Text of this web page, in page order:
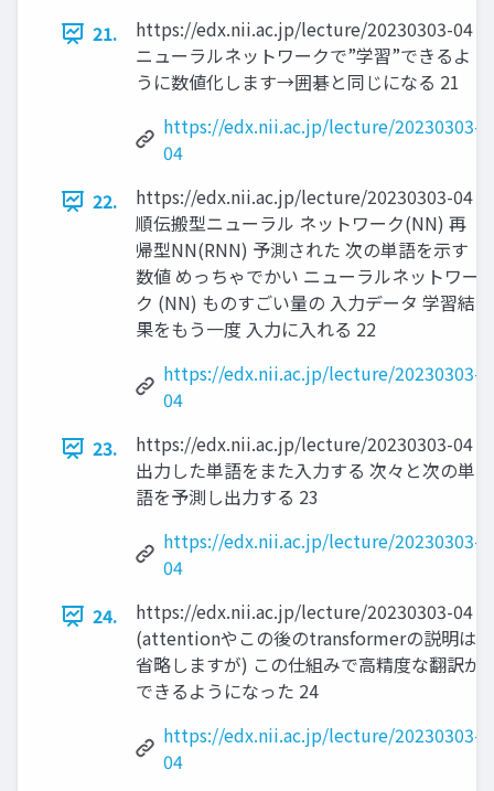
21.
https://edx.nii.ac.jp/lecture/20230303-04
ニューラルネットワークで”学習”できるよ
うに数値化します→囲碁と同じになる 21
https://edx.nii.ac.jp/lecture/20230303-
04
22.
https://edx.nii.ac.jp/lecture/20230303-04
順伝搬型ニューラル ネットワーク(NN) 再
帰型NN(RNN) 予測された 次の単語を示す
数値 めっちゃでかい ニューラルネットワー
ク (NN) ものすごい量の 入力データ 学習結
果をもう一度 入力に入れる 22
https://edx.nii.ac.jp/lecture/20230303-
04
23.
https://edx.nii.ac.jp/lecture/20230303-04
出力した単語をまた入力する 次々と次の単
語を予測し出力する 23
https://edx.nii.ac.jp/lecture/20230303-
04
24.
https://edx.nii.ac.jp/lecture/20230303-04
(attentionやこの後のtransformerの説明は
省略しますが) この仕組みで高精度な翻訳が
できるようになった 24
https://edx.nii.ac.jp/lecture/20230303-
04